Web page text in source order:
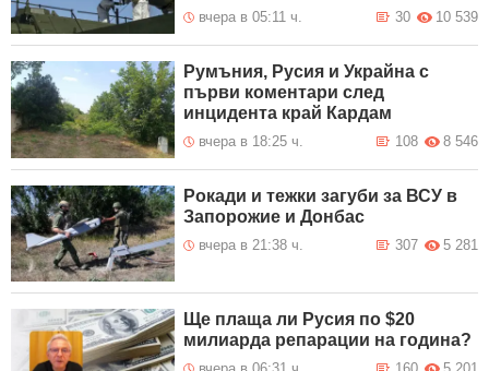
вчера в 05:11 ч. 10 539
30
Румъния, Русия и Украйна с
първи коментари след
инцидента край Кардам
вчера в 18:25 ч. 8 546
108
Рокади и тежки загуби за ВСУ в
Запорожие и Донбас
вчера в 21:38 ч. 5 281
307
Ще плаща ли Русия по $20
милиарда репарации на година?